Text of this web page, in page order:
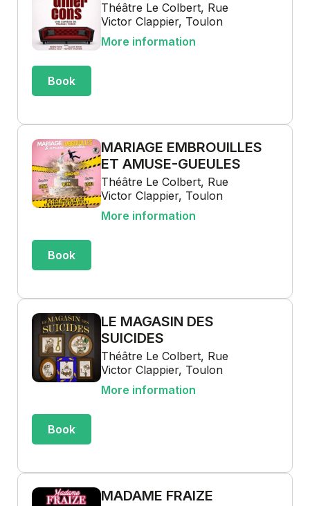
Théâtre Le Colbert, Rue
Victor Clappier, Toulon
More information
Book
MARIAGE EMBROUILLES
ET AMUSE-GUEULES
Théâtre Le Colbert, Rue
Victor Clappier, Toulon
More information
Book
LE MAGASIN DES
SUICIDES
Théâtre Le Colbert, Rue
Victor Clappier, Toulon
More information
Book
MADAME FRAIZE